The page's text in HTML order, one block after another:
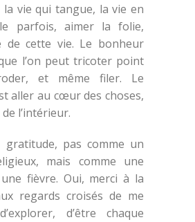
la vie qui tangue, la vie en
parfois, aimer la folie,
de cette vie. Le bonheur
l’on peut tricoter point
et même filer. Le
aller au cœur des choses,
l’intérieur.
pas comme un
mais comme une
fièvre. Oui, merci à la
regards croisés de me
d’être chaque